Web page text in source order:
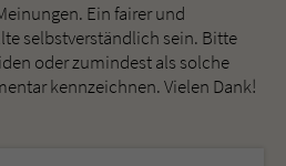
Ein fairer und
selbstverständlich sein. Bitte
oder zumindest als solche
kennzeichnen. Vielen Dank!